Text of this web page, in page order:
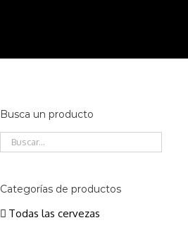
Busca un producto
Categorías de productos
Todas las cervezas